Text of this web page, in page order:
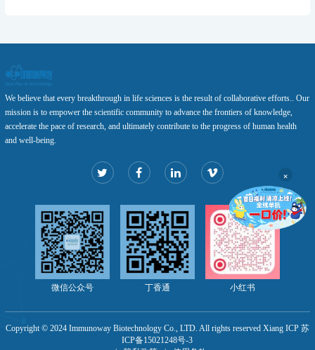
We believe that every breakthrough in life sciences is the result of collaborative efforts.. Our
mission is to empower the scientific community to advance the frontiers of knowledge,
accelerate the pace of research, and ultimately contribute to the progress of human health
and well-being.
微信公众号 丁香通 小红书
Copyright © 2024 Immunoway Biotechnology Co., LTD. All rights reserved Xiang ICP 苏
ICP备15021248号-3
×